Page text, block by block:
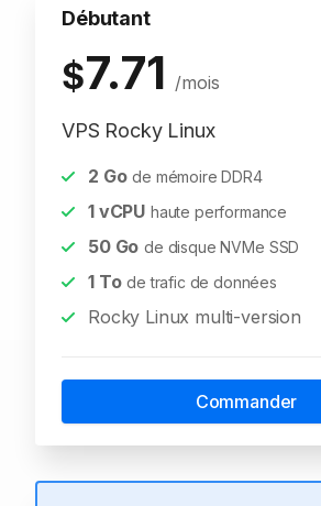
Débutant
$7.71 /mois
VPS Rocky Linux
2 Go de mémoire DDR4
1vCPU haute performance
50Go de disque NVMe SSD
1To de trafic de données
Rocky Linux multi-version
Commander